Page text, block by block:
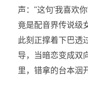
声："这句'我喜欢
竟是配音界传说级
此刻正撑着下巴透
导，当暗恋变成双
里，错拿的台本洇